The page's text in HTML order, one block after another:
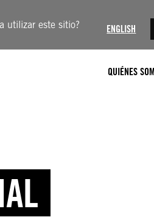
utilizar este sitio? ENGLISH
QUIÉNES